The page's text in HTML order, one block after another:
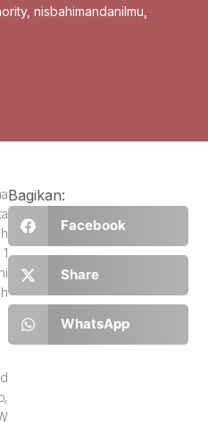
, nisbahimandanilmu
Bagikan:
Facebook
Share
WhatsApp